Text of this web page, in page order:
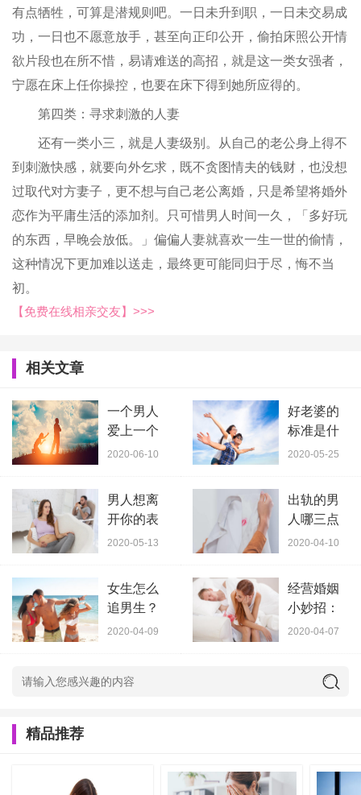
有点牺牲，可算是潜规则吧。一日未升到职，一日未交易成
功，一日也不愿意放手，甚至向正印公开，偷拍床照公开情
欲片段也在所不惜，易请难送的高招，就是这一类女强者，
宁愿在床上任你操控，也要在床下得到她所应得的。
第四类：寻求刺激的人妻
还有一类小三，就是人妻级别。从自己的老公身上得不
到刺激快感，就要向外乞求，既不贪图情夫的钱财，也没想
过取代对方妻子，更不想与自己老公离婚，只是希望将婚外
恋作为平庸生活的添加剂。只可惜男人时间一久，「多好玩
的东西，早晚会放低。」偏偏人妻就喜欢一生一世的偷情，
这种情况下更加难以送走，最终更可能同归于尽，悔不当
初。
【免费在线相亲交友】>>>
相关文章
一个男人
爱上一个
女人最明
2020-06-10
好老婆的
标准是什
么？好老
2020-05-25
男人想离
开你的表
现？会频
2020-05-13
出轨的男
人哪三点
可以原
2020-04-10
女生怎么
追男生？
学会这些
2020-04-09
经营婚姻
小妙招：
婚后如何
2020-04-07
精品推荐